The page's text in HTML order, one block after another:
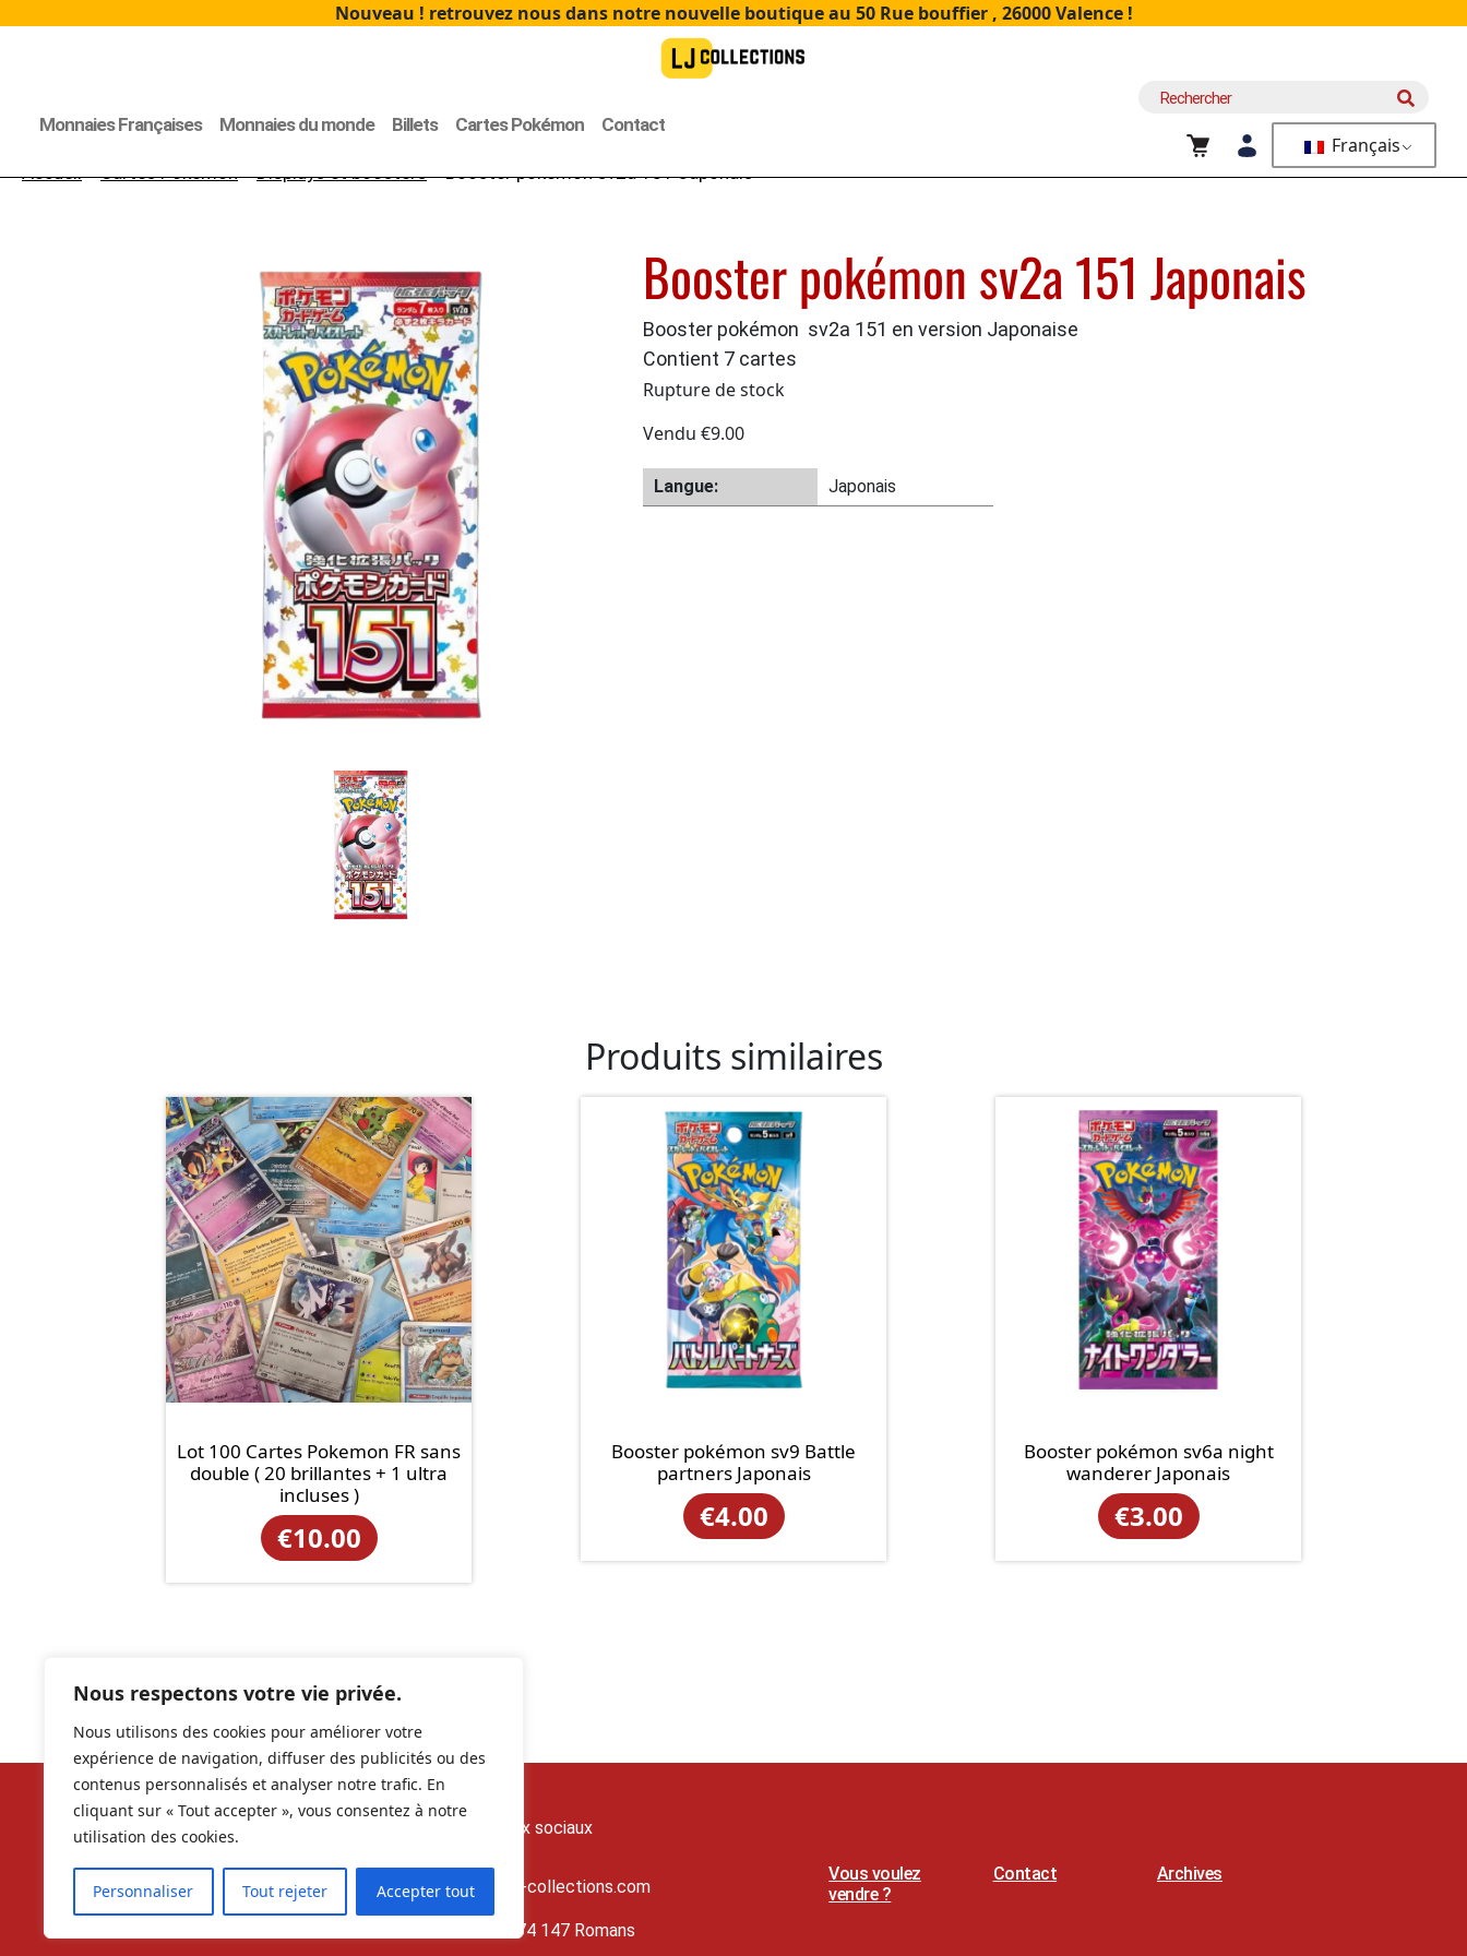
Nous respectons votre vie privée.
Nous utilisons des cookies pour améliorer votre
expérience de navigation, diffuser des publicités ou des
contenus personnalisés et analyser notre trafic. En
cliquant sur « Tout accepter », vous consentez à notre
utilisation des cookies.
Personnaliser Tout rejeter Accepter tout
Nouveau ! retrouvez nous dans notre nouvelle boutique au 50 Rue bouffier , 26000 Valence !
Monnaies Françaises Monnaies du monde Billets Cartes Pokémon Contact
Recherche
Français
Accueil>Cartes Pokémon>Displays et boosters> Booster pokémon sv2a 151 Japonais
Booster pokémon sv2a 151 Japonais
Booster pokémon sv2a 151 en version Japonaise
Contient 7 cartes
Rupture de stock
Vendu €9.00
Langue: Japonais
Produits similaires
Lot 100 Cartes Pokemon FR sans
double ( 20 brillantes + 1 ultra
incluses )
€10.00
Booster pokémon sv9 Battle
partners Japonais
€4.00
Booster pokémon sv6a night
wanderer Japonais
€3.00
Nos réseaux sociaux
contact@lj-collections.com
RCS 979 374 147 Romans
Vous voulez
vendre ?
Contact Archives